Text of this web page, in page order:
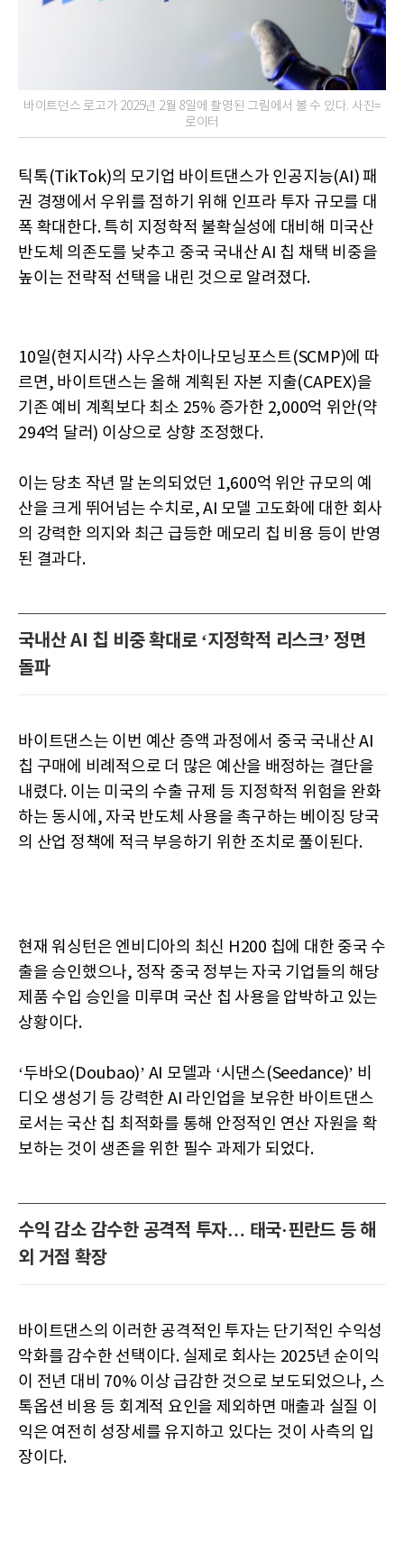
바이트던스 로고가 2025년 2월 8일에 촬영된 그림에서 볼 수 있다. 사진=
로이터
틱톡(TikTok)의 모기업 바이트댄스가 인공지능(AI) 패
권 경쟁에서 우위를 점하기 위해 인프라 투자 규모를 대
폭 확대한다. 특히 지정학적 불확실성에 대비해 미국산
반도체 의존도를 낮추고 중국 국내산 AI 칩 채택 비중을
높이는 전략적 선택을 내린 것으로 알려졌다.
10일(현지시각) 사우스차이나모닝포스트(SCMP)에 따
르면, 바이트댄스는 올해 계획된 자본 지출(CAPEX)을
기존 예비 계획보다 최소 25% 증가한 2,000억 위안(약
294억 달러) 이상으로 상향 조정했다.
이는 당초 작년 말 논의되었던 1,600억 위안 규모의 예
산을 크게 뛰어넘는 수치로, AI 모델 고도화에 대한 회사
의 강력한 의지와 최근 급등한 메모리 칩 비용 등이 반영
된 결과다.
국내산 AI 칩 비중 확대로 ‘지정학적 리스크’ 정면
돌파
바이트댄스는 이번 예산 증액 과정에서 중국 국내산 AI
칩 구매에 비례적으로 더 많은 예산을 배정하는 결단을
내렸다. 이는 미국의 수출 규제 등 지정학적 위험을 완화
하는 동시에, 자국 반도체 사용을 촉구하는 베이징 당국
의 산업 정책에 적극 부응하기 위한 조치로 풀이된다.
현재 워싱턴은 엔비디아의 최신 H200 칩에 대한 중국 수
출을 승인했으나, 정작 중국 정부는 자국 기업들의 해당
제품 수입 승인을 미루며 국산 칩 사용을 압박하고 있는
상황이다.
‘두바오(Doubao)’ AI 모델과 ‘시댄스(Seedance)’ 비
디오 생성기 등 강력한 AI 라인업을 보유한 바이트댄스
로서는 국산 칩 최적화를 통해 안정적인 연산 자원을 확
보하는 것이 생존을 위한 필수 과제가 되었다.
수익 감소 감수한 공격적 투자… 태국·핀란드 등 해
외 거점 확장
바이트댄스의 이러한 공격적인 투자는 단기적인 수익성
악화를 감수한 선택이다. 실제로 회사는 2025년 순이익
이 전년 대비 70% 이상 급감한 것으로 보도되었으나, 스
톡옵션 비용 등 회계적 요인을 제외하면 매출과 실질 이
익은 여전히 성장세를 유지하고 있다는 것이 사측의 입
장이다.